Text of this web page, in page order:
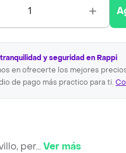
1
y seguridad en Rappi
en ofrecerte los mejores
de pago más practico para ti.
per...Ver más